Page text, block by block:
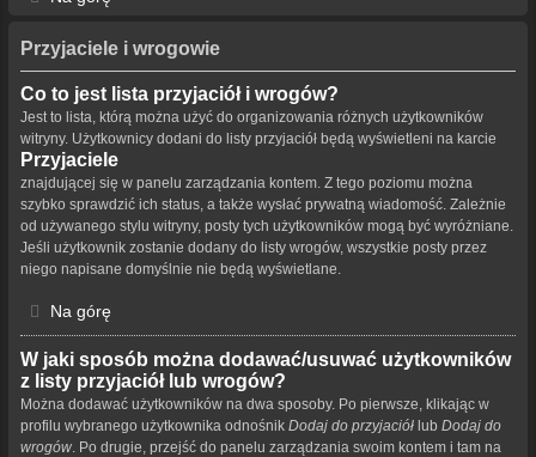
Przyjaciele i wrogowie
Co to jest lista przyjaciół i wrogów?
Jest to lista, którą można użyć do organizowania różnych użytkowników
witryny. Użytkownicy dodani do listy przyjaciół będą wyświetleni na karcie
Przyjaciele
znajdującej się w panelu zarządzania kontem. Z tego poziomu można
szybko sprawdzić ich status, a także wysłać prywatną wiadomość. Zależnie
od używanego stylu witryny, posty tych użytkowników mogą być wyróżniane.
Jeśli użytkownik zostanie dodany do listy wrogów, wszystkie posty przez
niego napisane domyślnie nie będą wyświetlane.
Na górę
W jaki sposób można dodawać/usuwać użytkowników
z listy przyjaciół lub wrogów?
Można dodawać użytkowników na dwa sposoby. Po pierwsze, klikając w
profilu wybranego użytkownika odnośnik Dodaj do przyjaciół lub Dodaj do
wrogów . Po drugie, przejść do panelu zarządzania swoim kontem i tam na